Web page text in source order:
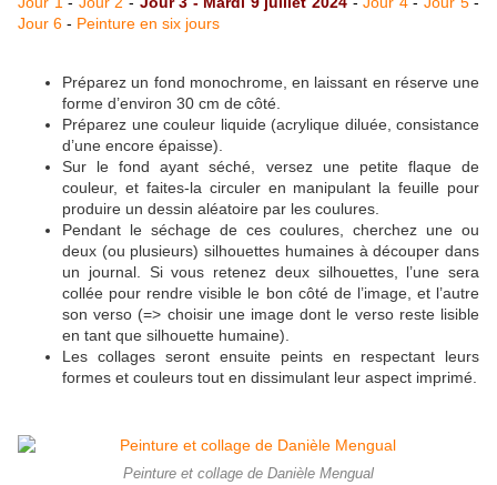
Jour 6 - Peinture en six jours
Préparez un fond monochrome, en laissant en réserve une
forme d’environ 30 cm de côté.
Préparez une couleur liquide (acrylique diluée, consistance
d’une encore épaisse).
Sur le fond ayant séché, versez une petite flaque de
couleur, et faites-la circuler en manipulant la feuille pour
produire un dessin aléatoire par les coulures.
Pendant le séchage de ces coulures, cherchez une ou
deux (ou plusieurs) silhouettes humaines à découper dans
un journal. Si vous retenez deux silhouettes, l’une sera
collée pour rendre visible le bon côté de l’image, et l’autre
son verso (=> choisir une image dont le verso reste lisible
en tant que silhouette humaine).
Les collages seront ensuite peints en respectant leurs
formes et couleurs tout en dissimulant leur aspect imprimé.
Peinture et collage de Danièle Mengual